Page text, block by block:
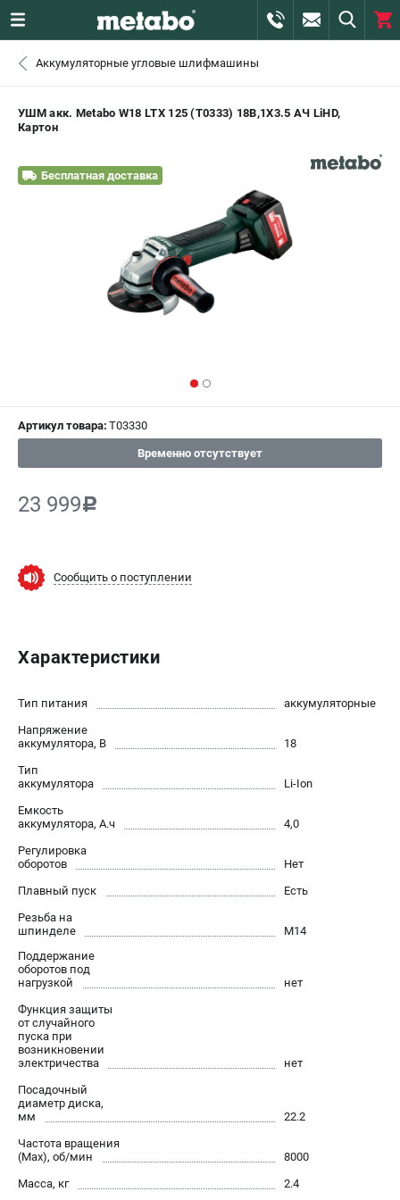
СРАВНЕНИЕ ( 0 )
ВХОД ИЛИ РЕГИСТРАЦИЯ
ЗАКАЗАТЬ ЗАПЧАСТЬ
+7 (911) 360-06-14 | +7 (8112) 59-10-67
САНКТ-ПЕТЕРБУРГ
0 ₽
Контакты
Способы оплаты
О компании
О бренде
Политика обработки персональных данных
Новости
Программа бонусов
Как нас найти
Пользовательское соглашение
СЕТЕВОЙ ЭЛЕКТРОИНСТРУМЕНТ
Угловые шлифмашины (УШМ)
Перфораторы
Дрели
Пылесосы
АККУМУЛЯТОРНЫЙ ИНСТРУМЕНТ
Аккумуляторные шуруповерты
Аккумуляторные угловые шлифмашины
УШМ акк. Metabo W18 LTX 125 (T0333) 18В,1Х3.5 АЧ LiHD,
Картон
Бесплатная доставка
Артикул товара: T03330
Временно отсутствует
23 999c
Сообщить о поступлении
Характеристики
Тип питания
аккумуляторные
Напряжение
аккумулятора, В
18
Тип
аккумулятора
Li-Ion
Емкость
аккумулятора, А.ч
4,0
Регулировка
оборотов
Нет
Плавный пуск
Есть
Резьба на
шпинделе
М14
Поддержание
оборотов под
нагрузкой
нет
Функция защиты
от случайного
пуска при
возникновении
электричества
нет
Посадочный
диаметр диска,
мм
22.2
Частота вращения
(Max), об/мин
8000
Масса, кг
2.4